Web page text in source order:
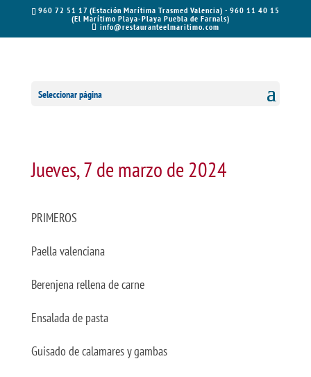
960 72 51 17 (Estación Marítima Trasmed Valencia) - 960 11 40 15
(El Marítimo Playa-Playa Puebla de Farnals)
info@restauranteelmaritimo.com
Seleccionar página
Jueves, 7 de marzo de 2024
PRIMEROS
Paella valenciana
Berenjena rellena de carne
Ensalada de pasta
Guisado de calamares y gambas